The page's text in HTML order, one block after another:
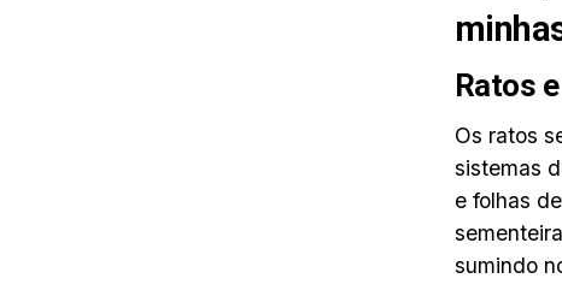
Ratos
Os ratos
sistemas
e folhas
sumindo